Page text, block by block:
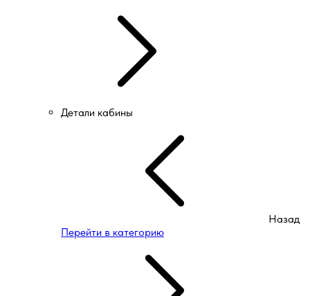
Детали кабины
Назад
Перейти в категорию